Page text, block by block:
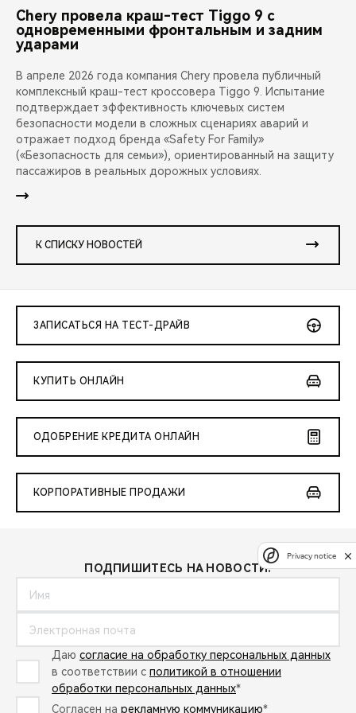
Chery провела краш-тест Tiggo 9 с
одновременными фронтальным и задним
ударами
В апреле 2026 года компания Chery провела публичный
комплексный краш-тест кроссовера Tiggo 9. Испытание
подтверждает эффективность ключевых систем
безопасности модели в сложных сценариях аварий и
отражает подход бренда «Safety For Family»
(«Безопасность для семьи»), ориентированный на защиту
пассажиров в реальных дорожных условиях.
К СПИСКУ НОВОСТЕЙ
ЗАПИСАТЬСЯ НА ТЕСТ-ДРАЙВ
КУПИТЬ ОНЛАЙН
ОДОБРЕНИЕ КРЕДИТА ОНЛАЙН
КОРПОРАТИВНЫЕ ПРОДАЖИ
ПОДПИШИТЕСЬ НА НОВОСТИ:
Даю согласие на обработку персональных данных
в соответствии с политикой в отношении
обработки персональных данных*
Согласен на рекламную коммуникацию*
Privacy notice